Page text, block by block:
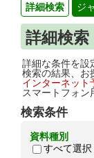
詳細検索 ジ
詳細検索
詳細な条件を設
検索の結果、お
インターネット
スマートフォン
検索条件
資料種別
すべて選択